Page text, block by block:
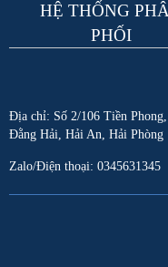
HỆ THỐNG
PHỐI
Địa chỉ: Số 2/106 Tiền Phong,
Đằng Hải, Hải An, Hải Phòng
Zalo/Điện thoại: 0345631345